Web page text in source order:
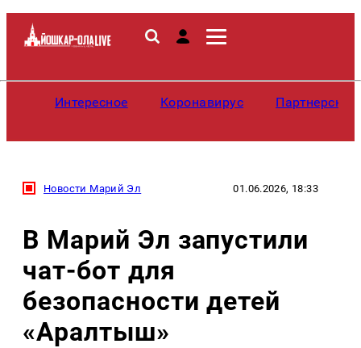
Интересное Коронавирус
Новости Марий Эл 01.06.2026, 18:33
В Марий Эл запустили
чат-бот для
безопасности детей
«Аралтыш»